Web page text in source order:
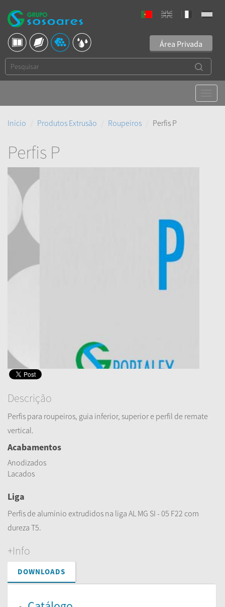
Área Privada
Início Produtos Extrusão Roupeiros Perfis P
Perfis P
Descrição
Perfis para roupeiros, guia inferior, superior e perfil de remate
vertical.
Acabamentos
Anodizados
Lacados
Liga
Perfis de alumínio extrudidos na liga AL MG SI - 05 F22 com
dureza T5.
+Info
DOWNLOADS